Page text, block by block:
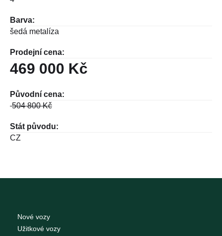
Barva:
šedá metalíza
Prodejní cena:
469 000 Kč
Původní cena:
504 800Kč
Stát původu:
CZ
Nové vozy
Užitkové vozy